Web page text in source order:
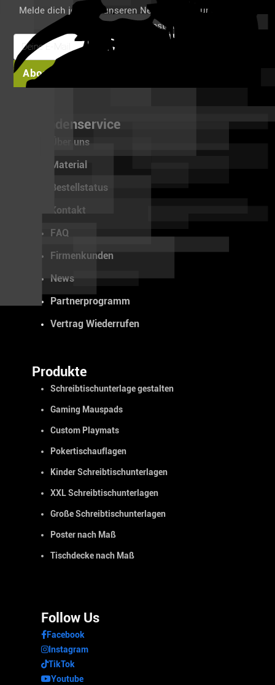
Melde dich jetzt für unseren Newsletter an und spare 6%
auf deine erste Bestellung!
Abonnieren
Kundenservice
Über uns
Material
Bestellstatus
Kontakt
FAQ
Firmenkunden
News
Partnerprogramm
Vertrag Wiederrufen
Produkte
Schreibtischunterlage gestalten
Gaming Mauspads
Custom Playmats
Pokertischauflagen
Kinder Schreibtischunterlagen
XXL Schreibtischunterlagen
Große Schreibtischunterlagen
Poster nach Maß
Tischdecke nach Maß
Follow Us
Facebook
Instagram
TikTok
Youtube